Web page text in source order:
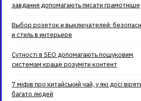
завдання допомагають писати грамотніше
Выбор розеток и выключателей:
и стиль в интерьере
Сутності в SEO допомагають пошуковим
системам краще розуміти контент
7 міфів про китайський чай, у які досі
багато людей